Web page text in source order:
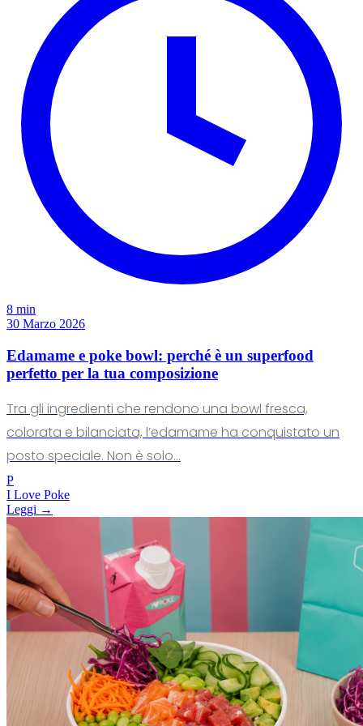
8 min
30 Marzo 2026
Edamame e poke bowl: perché è un superfood
perfetto per la tua composizione
Tra gli ingredienti che rendono una bowl fresca,
colorata e bilanciata, l’edamame ha conquistato un
posto speciale. Non è solo...
P
I Love Poke
Leggi →